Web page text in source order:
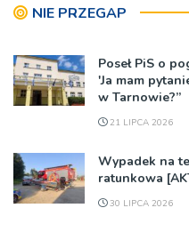
NIE PRZEGAP
Poseł PiS o
'Ja mam
w Tarnowie?”
21 LIPCA 2026
Wypadek na
ratunkowa
30 LIPCA 2026